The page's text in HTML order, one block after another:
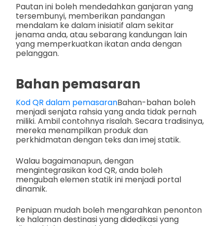
Pautan ini boleh mendedahkan ganjaran yang
tersembunyi, memberikan pandangan
mendalam ke dalam inisiatif alam sekitar
jenama anda, atau sebarang kandungan lain
yang memperkuatkan ikatan anda dengan
pelanggan.
Bahan pemasaran
Kod QR dalam pemasaranBahan-bahan boleh
menjadi senjata rahsia yang anda tidak pernah
miliki. Ambil contohnya risalah. Secara tradisinya,
mereka menampilkan produk dan
perkhidmatan dengan teks dan imej statik.
Walau bagaimanapun, dengan
mengintegrasikan kod QR, anda boleh
mengubah elemen statik ini menjadi portal
dinamik.
Penipuan mudah boleh mengarahkan penonton
ke halaman destinasi yang didedikasi yang